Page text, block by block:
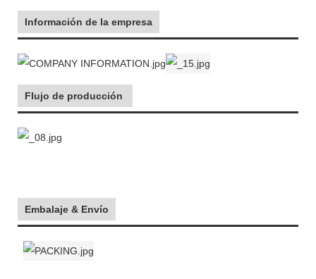
Información de la empresa
Flujo de producción
Embalaje & Envío